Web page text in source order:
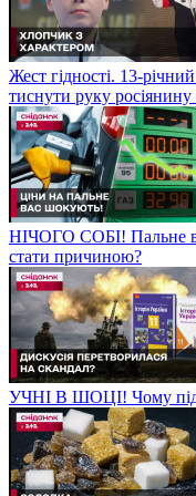
Жест гідності. 13-
тиснути руку росіянину
НІЧОГО СОБІ! Пальне
стати причиною?
УЧНІ В ШОЦІ! Чому